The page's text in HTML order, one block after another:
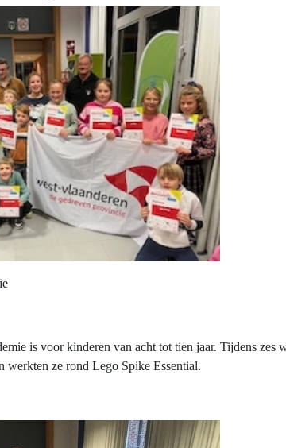
is voorkinderen van acht tot tien jaar. Tijdens zes
werkten ze rond Lego Spike Essential.